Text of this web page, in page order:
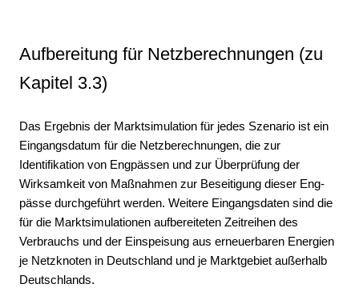
Aufbereitung für Netzberechnungen (zu
Kapitel 3.3)
Das Ergebnis der Marktsimulation für jedes Szenario ist ein
Eingangsdatum für die Netzberechnungen, die zur
Identifikation von Engpässen und zur Überprüfung der
Wirksamkeit von Maßnahmen zur Beseitigung dieser Eng­
pässe durchgeführt werden. Weitere Eingangsdaten sind die
für die Marktsimulationen aufbereiteten Zeitreihen des
Verbrauchs und der Einspeisung aus erneuerbaren Energien
je Netzknoten in Deutschland und je Marktgebiet außerhalb
Deutschlands.